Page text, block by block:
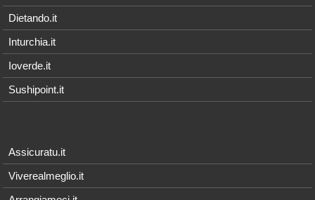
Dietando.it
Inturchia.it
Ioverde.it
Sushipoint.it
Assicuratu.it
Viverealmeglio.it